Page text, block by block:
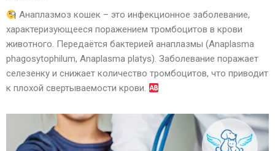
Анаплазмоз кошек – это инфекционное заболевание,
характеризующееся поражением тромбоцитов в крови
животного. Передаётся бактерией анаплазмы (Anaplasma
phagosytophilum, Anaplasma platys). Заболевание поражает
селезенку и снижает количество тромбоцитов, что приводит
к плохой свертываемости крови.